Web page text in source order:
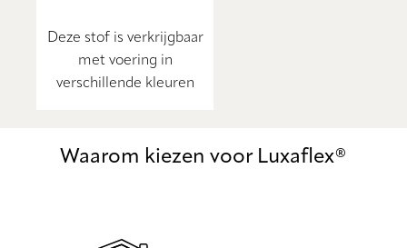
Deze stof is verkrijgbaar
met voering in
verschillende kleuren
Waarom kiezen voor Luxaflex®